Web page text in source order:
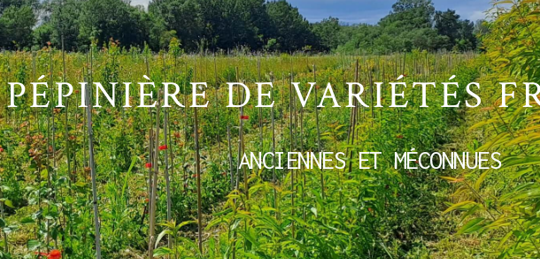
PÉPINIÈRE DE VARIÉTÉS
ANCIENNES ET MÉCONNUES